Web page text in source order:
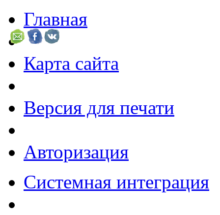
Главная
Карта сайта
Версия для печати
Авторизация
Системная интеграция